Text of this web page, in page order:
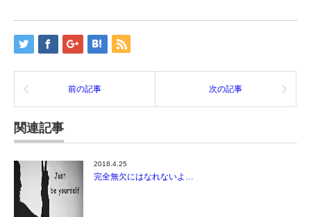
前の記事 次の記事
関連記事
2018.4.25
完全無欠にはなれないよ…